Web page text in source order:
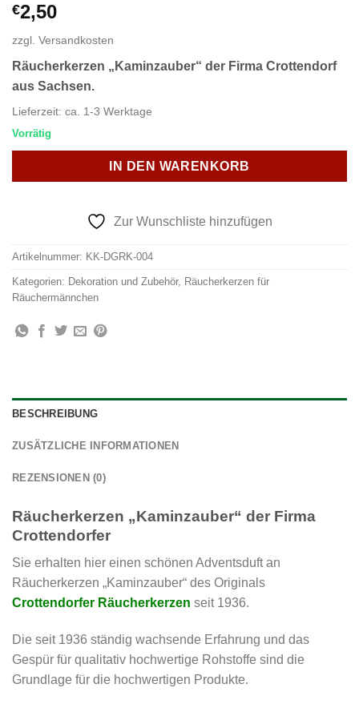
€2,50
zzgl. Versandkosten
Räucherkerzen „Kaminzauber“ der Firma Crottendorf
aus Sachsen.
Lieferzeit: ca. 1-3 Werktage
Vorrätig
IN DEN WARENKORB
Zur Wunschliste hinzufügen
Artikelnummer: KK-DGRK-004
Kategorien: Dekoration und Zubehör, Räucherkerzen für
Räuchermännchen
BESCHREIBUNG
ZUSÄTZLICHE INFORMATIONEN
REZENSIONEN (0)
Räucherkerzen „Kaminzauber“ der Firma
Crottendorfer
Sie erhalten hier einen schönen Adventsduft an
Räucherkerzen „Kaminzauber“ des Originals
Crottendorfer Räucherkerzen seit 1936.
Die seit 1936 ständig wachsende Erfahrung und das
Gespür für qualitativ hochwertige Rohstoffe sind die
Grundlage für die hochwertigen Produkte.